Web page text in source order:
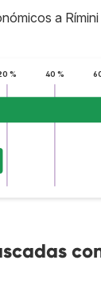
a
% 40 %